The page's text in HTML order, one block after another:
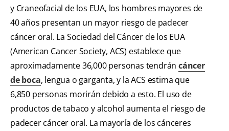
y Craneofacial de los EUA, los hombres mayores de
40 años presentan un mayor riesgo de padecer
cáncer oral. La Sociedad del Cáncer de los EUA
(American Cancer Society, ACS) establece que
aproximadamente 36,000 personas tendrán cáncer
de boca, lengua o garganta, y la ACS estima que
6,850 personas morirán debido a esto. El uso de
productos de tabaco y alcohol aumenta el riesgo de
padecer cáncer oral. La mayoría de los cánceres